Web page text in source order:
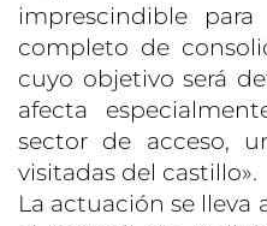
imprescindible
completo de
cuyo objetivo será
afecta
sector de acceso,
visitadas del castillo».
La actuación se lleva